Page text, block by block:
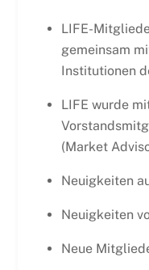
LIFE-
gemeinsam
Institutionen
LIFE wurde
(Market
Neuigkeiten
Neuigkeiten
Neue